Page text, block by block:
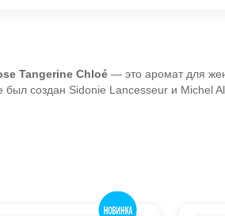
Tangerine Chloé — это аромат для
был создан Sidonie Lancesseur и Michel